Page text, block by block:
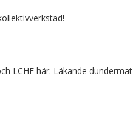
LCHF här: Läkande dundermat